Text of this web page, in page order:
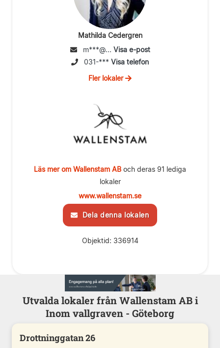
Mathilda Cedergren
m***@... Visa e-post
031-*** Visa telefon
Fler lokaler
Läs mer om Wallenstam AB och deras 91 lediga
lokaler
www.wallenstam.se
Dela denna lokalen
Objektid: 336914
Utvalda lokaler från Wallenstam AB i
Inom vallgraven - Göteborg
Drottninggatan 26